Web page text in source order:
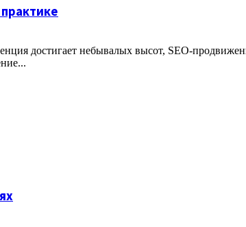
достигает небывалых высот, SEO-